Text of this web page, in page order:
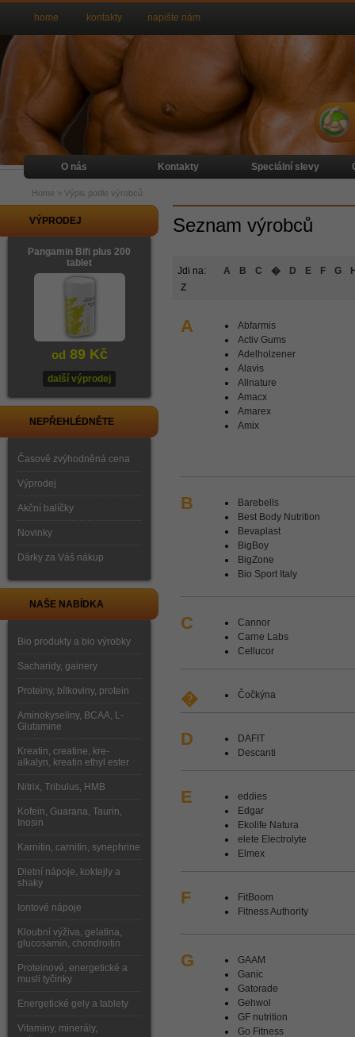
Seznam výrobců
Jdi na: A B C � D E F G
Z
A
Abfarmis
Activ Gums
Adelholzener
Alavis
Allnature
Amacx
Amarex
Amix
B
Barebells
Best Body Nutrition
Bevaplast
BigBoy
BigZone
Bio Sport Italy
C
Cannor
Carne Labs
Cellucor
� Čočkýna
D
DAFIT
Descanti
E
eddies
Edgar
Ekolife Natura
elete Electrolyte
Elmex
F
FitBoom
Fitness Authority
G
GAAM
Ganic
Gatorade
Gehwol
GF nutrition
Go Fitness
VÝPRODEJ
Pangamin Bifi plus 200
tablet
od 89 Kč
další výprodej
NEPŘEHLÉDNĚTE
Časově zvýhodněná cena
Výprodej
Akční balíčky
Novinky
Dárky za Váš nákup
NAŠE NABÍDKA
Bio produkty a bio výrobky
Sacharidy, gainery
Proteiny, bílkoviny, protein
Aminokyseliny, BCAA, L-
Glutamine
Kreatin, creatine, kre-
alkalyn, kreatin ethyl ester
Nitrix, Tribulus, HMB
Kofein, Guarana, Taurin,
Inosin
Karnitin, carnitin, synephrine
Dietní nápoje, koktejly a
shaky
Iontové nápoje
Kloubní výživa, gelatina,
glucosamin, chondroitin
Proteinové, energetické a
musli tyčinky
Energetické gely a tablety
Vitaminy, minerály,
home kontakty napište nám
O nás Kontakty Speciální slevy
Home > Výpis podle výrobců